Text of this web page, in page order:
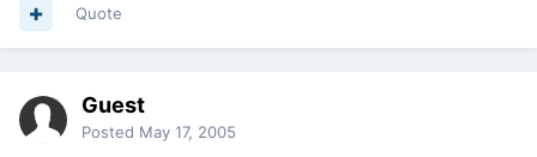
Quote
Guest
Posted May 17, 2005